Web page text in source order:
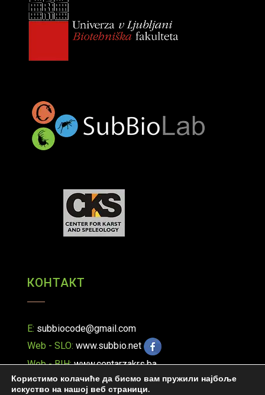
КОНТАКТ
E: subbiocode@gmail.com
Web - SLO:www.subbio.net
Web - BIH:www.centarzakrs.ba
Користимо колачиће да бисмо вам пружили најбоље
искуство на нашој веб страници.